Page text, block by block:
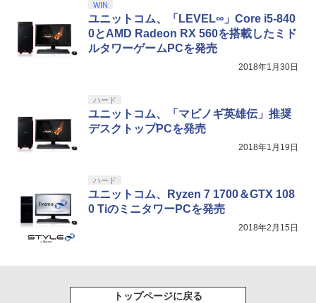
ニンテンドープリペイド番号 5000円|オ
ンラインコード版
￥5,000
5
【純正品】DualSense ワイヤレスコン
トローラー(CFI-ZCT2J)
マスター TH8S シフター - PC、PS4、P
S5、PS5 Pro、Xbox One、Xbox Serie
s X|S 対応の高精度 H パターン シフター
￥8,698
巾着＋メーカー特典:【坤と離】二振りの
剣、十翼より来たる！スタジオ描き下ろ
しイラストボード付) [DVD]
WIN
ユニットコム、「LEVEL∞」Core i5-840
0とAMD Radeon RX 560を搭載したミド
ルタワーゲームPCを発売
2018年1月30日
ハード
ユニットコム、「マビノギ英雄伝」推奨
デスクトップPCを発売
2018年1月19日
ハード
ユニットコム、Ryzen 7 1700＆GTX 108
0 TiのミニタワーPCを発売
2018年2月15日
トップページに戻る